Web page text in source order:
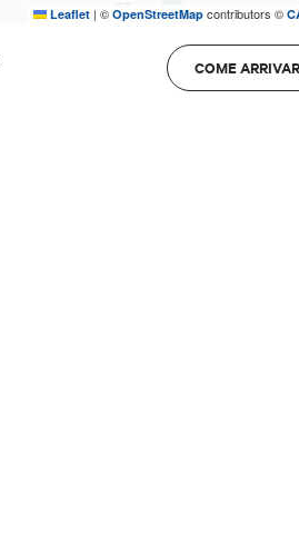
Leaflet | © OpenStreetMapcontributors ©
COME